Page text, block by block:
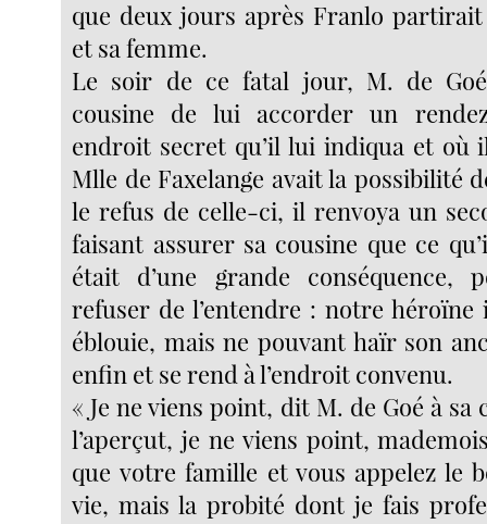
que deux jours après Franlo
et sa femme.
Le soir de ce fatal jour, M. de
cousine de lui accorder un
endroit secret qu’il lui indiqua et où
Mlle de Faxelange avait la possibilité
le refus de celle-ci, il renvoya un
faisant assurer sa cousine que ce
était d’une grande conséquence,
refuser de l’entendre : notre héroïne
éblouie, mais ne pouvant haïr son
enfin et se rend à l’endroit convenu.
« Je ne viens point, dit M. de Goé à sa
l’aperçut, je ne viens point,
que votre famille et vous appelez le
vie, mais la probité dont je fais